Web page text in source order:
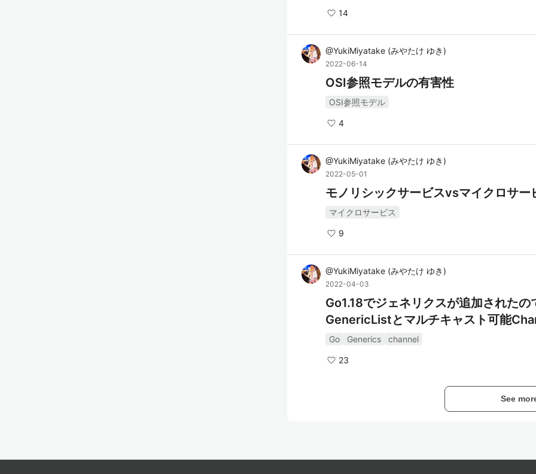
14
@YukiMiyatake (みやたけ ゆき)
2022-06-14
OSI参照モデルの有害性
OSI参照モデル
4
@YukiMiyatake (みやたけ ゆき)
2022-05-01
モノリシックサービスvsマイクロサ
マイクロサービス
9
@YukiMiyatake (みやたけ ゆき)
2022-04-03
Go1.18でジェネリクスが追加された
GenericListとマルチキャスト可能
Go Generics channel
23
See